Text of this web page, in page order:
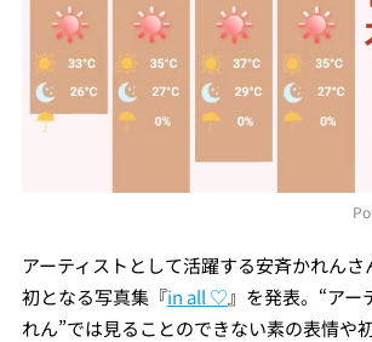
アーティストとして活躍する安斉かれん
初となる写真集『in all ♡』を発表。“ア
れん”では見ることのできない素の表情や